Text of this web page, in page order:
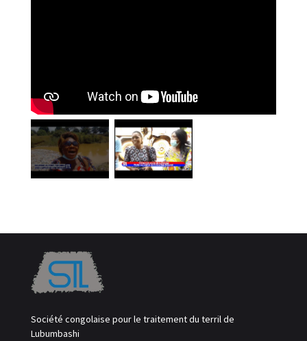
Société congolaise pour le traitement du terril de
Lubumbashi